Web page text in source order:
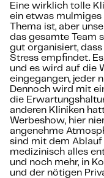
Eine wirklich tolle
ein etwas mulmiges
Thema ist, aber
das gesamte Team
gut organisiert,
Stress empfindet.
und es wird auf die
eingegangen, jeder
Dennoch wird mit
die
anderen Kliniken
Werbeshow, hier
angenehme
sind mit dem
medizinisch alles
und noch mehr, in
und der nötigen